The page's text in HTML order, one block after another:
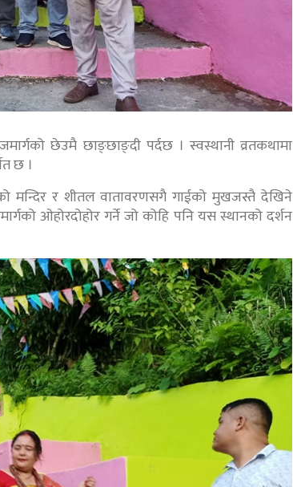
छेउमै छाङ्छाङ्दी पर्दछ । स्वस्थानी व्रतकथामा
छ ।
मन्दिर र शीतल वातावरणसगै गाईको मुखजस्तै देखिने
ओहोरदोहोर गर्ने जो कोहि पनि यस स्थानको दर्शन